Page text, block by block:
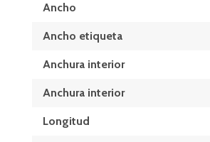
Ancho
Ancho etiqueta
Anchura interior
Anchura interior
Longitud